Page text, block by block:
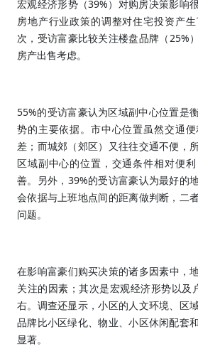
宏观经济形势（39% ）对购房决策影响
房地产行业政策的调整对住宅投资产
次，受访富豪比较关注楼盘品牌（ 25%
房产出售考虑。
55%的受访富豪认为区域副中心位置是
势的主要依据。市中心位置虽然交通
差；而城郊（郊区）又往往交通不便，
区域副中心的位置，交通条件相对便
善。另外， 39%的受访富豪认为最好的
会依据与上班地点间的距离做判断，二
问题。
在影响富豪们购买决策的诸多因素中，
关注的因素；其次是宏观经济形势以及
右。调查还显示，小区的人文环境、区
品牌比小区绿化、物业、小区休闲配套
显著。